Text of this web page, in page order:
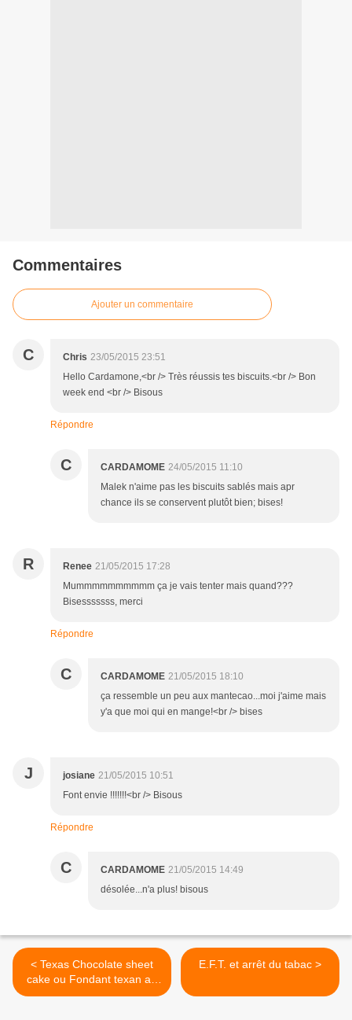
Commentaires
Ajouter un commentaire
C Chris 23/05/2015 23:51
Hello Cardamone,<br /> Très réussis tes biscuits.<br /> Bon
week end <br /> Bisous
Répondre
C CARDAMOME 24/05/2015 11:10
Malek n'aime pas les biscuits sablés mais apr
chance ils se conservent plutôt bien; bises!
R Renee 21/05/2015 17:28
Mummmmmmmmmm ça je vais tenter mais quand???
Bisesssssss, merci
Répondre
C CARDAMOME 21/05/2015 18:10
ça ressemble un peu aux mantecao...moi j'aime mais
y'a que moi qui en mange!<br /> bises
J josiane 21/05/2015 10:51
Font envie !!!!!!!<br /> Bisous
Répondre
C CARDAMOME 21/05/2015 14:49
désolée...n'a plus! bisous
< Texas Chocolate sheet
cake ou Fondant texan au
Chocolat et aux noix
E.F.T. et arrêt du tabac >